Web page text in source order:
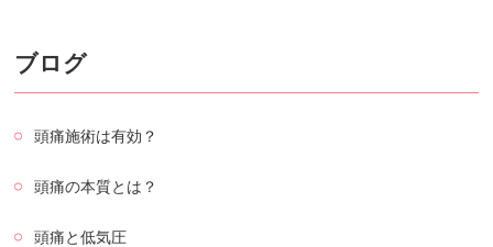
ブログ
頭痛施術は有効？
頭痛の本質とは？
頭痛と低気圧